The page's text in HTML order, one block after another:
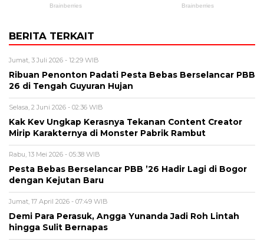
BERITA TERKAIT
Jumat, 3 Juli 2026 - 12:29 WIB
Ribuan Penonton Padati Pesta Bebas Berselancar PBB
26 di Tengah Guyuran Hujan
Selasa, 2 Juni 2026 - 02:36 WIB
Kak Kev Ungkap Kerasnya Tekanan Content Creator
Mirip Karakternya di Monster Pabrik Rambut
Rabu, 13 Mei 2026 - 05:38 WIB
Pesta Bebas Berselancar PBB ’26 Hadir Lagi di Bogor
dengan Kejutan Baru
Jumat, 17 April 2026 - 07:49 WIB
Demi Para Perasuk, Angga Yunanda Jadi Roh Lintah
hingga Sulit Bernapas